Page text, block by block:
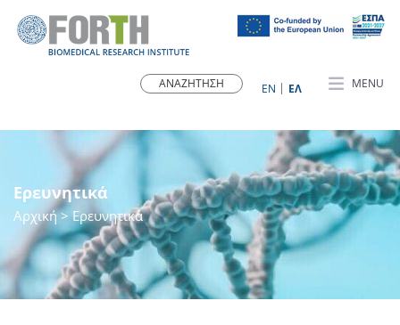
MENU
ΕN ΕΛ
Ερευνητικά
Αρχική> Ερευνητικά